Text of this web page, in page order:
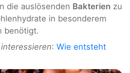
die auslösenden Bakterien zu
in besonderem
benötigt.
: Wie entsteht